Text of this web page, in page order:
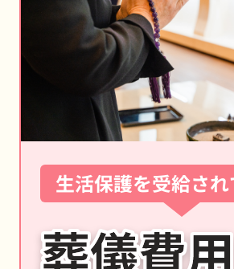
生活保護を受給さ